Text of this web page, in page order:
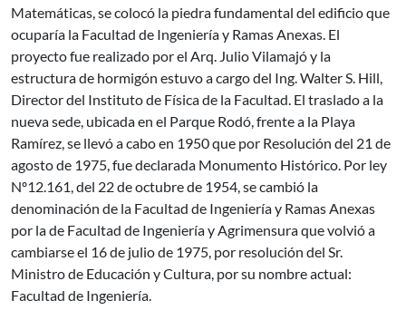
Matemáticas, se colocó la piedra fundamental del edificio que
ocuparía la Facultad de Ingeniería y Ramas Anexas. El
proyecto fue realizado por el Arq. Julio Vilamajó y la
estructura de hormigón estuvo a cargo del Ing. Walter S. Hill,
Director del Instituto de Física de la Facultad. El traslado a la
nueva sede, ubicada en el Parque Rodó, frente a la Playa
Ramírez, se llevó a cabo en 1950 que por Resolución del 21 de
agosto de 1975, fue declarada Monumento Histórico. Por ley
Nº12.161, del 22 de octubre de 1954, se cambió la
denominación de la Facultad de Ingeniería y Ramas Anexas
por la de Facultad de Ingeniería y Agrimensura que volvió a
cambiarse el 16 de julio de 1975, por resolución del Sr.
Ministro de Educación y Cultura, por su nombre actual:
Facultad de Ingeniería.